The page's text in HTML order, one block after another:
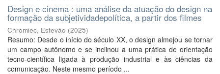
Design e cinema : uma análise da atuação do design na
formação da subjetividadepolítica, a partir dos filmes
Chromiec, Estevão (2025)
Resumo: Desde o início do século XX, o design almejou se tornar
um campo autônomo e se inclinou a uma prática de orientação
tecno-científica ligada à produção industrial e às ciências da
comunicação. Neste mesmo período ...